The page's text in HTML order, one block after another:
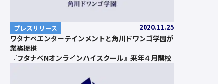
プレスリリース 2020.11.25
ワタナベエンターテインメントと角川ドワンゴ学園が
業務提携
『ワタナベNオンラインハイスクール』来年４月開校